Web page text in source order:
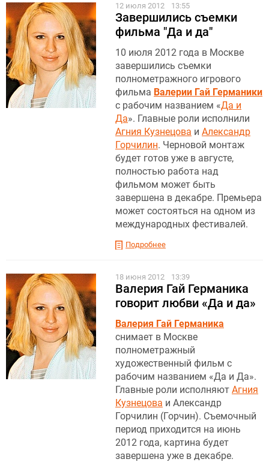
12 июля 2012 13:55
Завершились съемки
фильма "Да и да"
10 июля 2012 года в Москве
завершились съемки
полнометражного игрового
фильма Валерии Гай Германики
с рабочим названием «Да и
Да». Главные роли исполнили
Агния Кузнецова и Александр
Горчилин. Черновой монтаж
будет готов уже в августе,
полностью работа над
фильмом может быть
завершена в декабре. Премьера
может состояться на одном из
международных фестивалей.
Подробнее
18 июня 2012 13:39
Валерия Гай Германика
говорит любви «Да и да»
Валерия Гай Германика
снимает в Москве
полнометражный
художественный фильм с
рабочим названием «Да и Да».
Главные роли исполняют Агния
Кузнецова и Александр
Горчилин (Горчин). Съемочный
период приходится на июнь
2012 года, картина будет
завершена уже в декабре.